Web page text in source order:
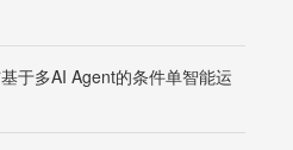
于多AI Agent的条件单智能运